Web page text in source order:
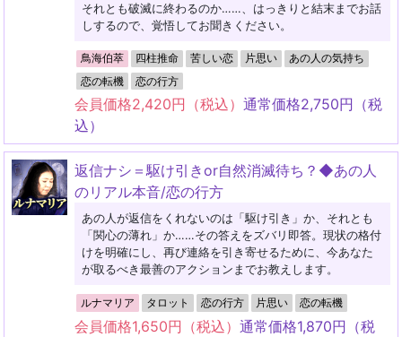
それとも破滅に終わるのか……、はっきりと結末までお話
しするので、覚悟してお聞きください。
鳥海伯萃 四柱推命 苦しい恋 片思い
あの人の気持ち
恋の転機
恋の行方
会員価格2,420円（税込）通常価格2,750円（税
込）
返信ナシ＝駆け引きor自然消滅待ち？◆あの人
のリアル本音/恋の行方
あの人が返信をくれないのは「駆け引き」か、それとも
「関心の薄れ」か……その答えをズバリ即答。現状の格付
けを明確にし、再び連絡を引き寄せるために、今あなた
が取るべき最善のアクションまでお教えします。
ルナマリア タロット 恋の行方 片思い 恋の転機
会員価格1,650円（税込）通常価格1,870円（税